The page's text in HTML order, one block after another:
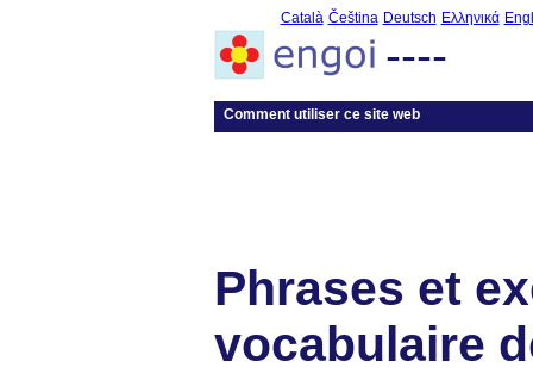
Català Čeština Deutsch Ελληνικά
----
Comment utiliser ce site web
Phrases et
vocabulaire